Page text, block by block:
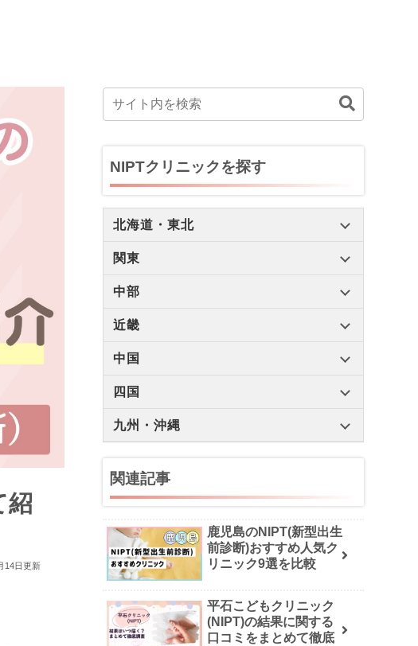
紹
14日更新
NIPTクリニックを探す
北海道・東北
関東
中部
近畿
中国
四国
九州・沖縄
関連記事
鹿児島のNIPT(新型出生
前診断)おすすめ人気ク
リニック9選を比較
平石こどもクリニック
(NIPT)の結果に関する
口コミをまとめて徹底